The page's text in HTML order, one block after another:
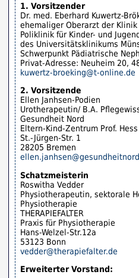
1. Vorsitzender
Dr. med. Eberhard Kuwertz-
ehemaliger Oberarzt der Klinik
Poliklinik für Kinder- und
des Universitätsklinikums
Schwerpunkt Pädiatrische
Privat-Adresse: Neuheim 20,
kuwertz-broeking@t-online.de
2. Vorsitzende
Ellen Janhsen-Podien
Urotherapeutin/ B.A.
Gesundheit Nord
Eltern-Kind-Zentrum Prof. Hess
St.-Jürgen-Str. 1
28205 Bremen
Schatzmeisterin
Roswitha Vedder
Physiotherapeutin, sektorale
Physiotherapie
THERAPIEFALTER
Praxis für Physiotherapie
Hans-Welzel-Str.12a
53123 Bonn
vedder@therapiefalter.de
Erweiterter Vorstand: